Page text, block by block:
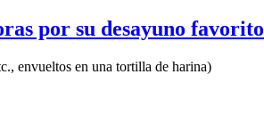
por su desayuno favorito
envueltos en una tortilla de harina)